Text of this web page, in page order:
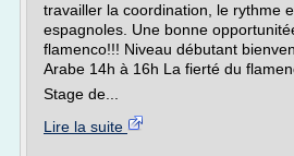
travailler la coordination, le rythme
espagnoles. Une bonne
flamenco!!! Niveau débutant
Arabe 14h à 16h La fierté du
Stage de...
Lire la suite